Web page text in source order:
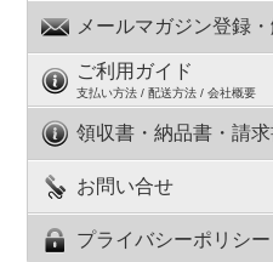
メールマガジン登録
ご利用ガイド
支払い方法 / 配送方法 / 会社概要
領収書・納品書・請
お問い合せ
プライバシーポリシー